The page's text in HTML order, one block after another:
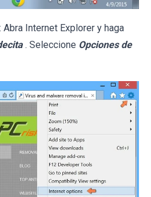
: Abra Internet Explorer y haga
. Seleccione Opciones de